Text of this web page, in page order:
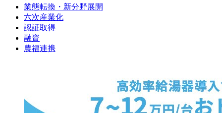
業態転換・新分野展開
六次産業化
認証取得
融資
農福連携